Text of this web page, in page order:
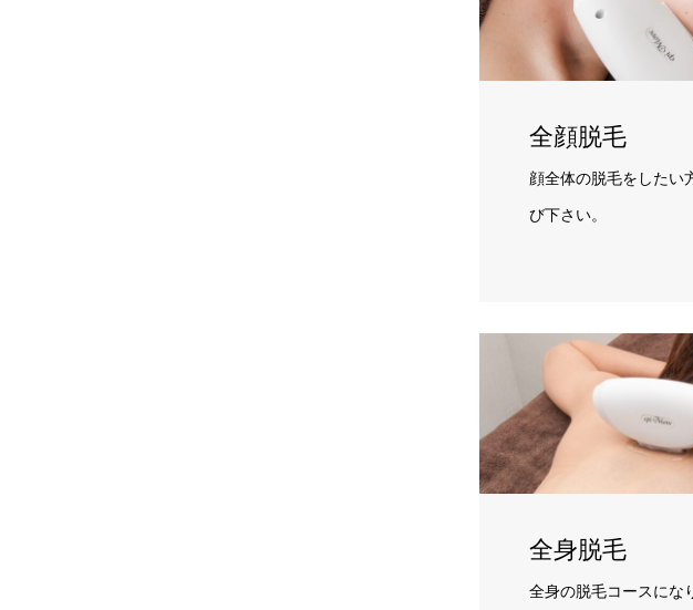
全顔脱毛
顔全体の脱毛をしたい
び下さい。
全身脱毛
全身の脱毛コースにな